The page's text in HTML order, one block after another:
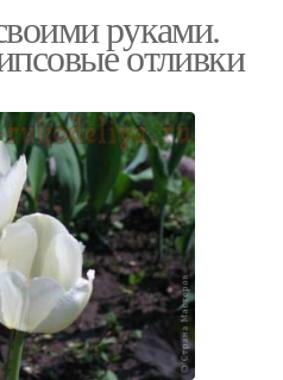
руками.
отливки